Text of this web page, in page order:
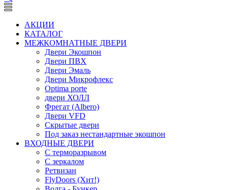
АКЦИИ
КАТАЛОГ
МЕЖКОМНАТНЫЕ ДВЕРИ
Двери Экошпон
Двери ПВХ
Двери Эмаль
Двери Микрофлекс
Optima porte
двери ХОЛЛ
Фрегат (Albero)
Двери VFD
Скрытые двери
Под заказ нестандартные экошпон
ВХОДНЫЕ ДВЕРИ
С терморазрывом
С зеркалом
Ретвизан
FlyDoors (Хит!)